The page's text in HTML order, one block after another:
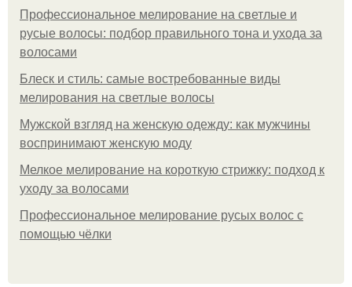
Профессиональное мелирование на светлые и
русые волосы: подбор правильного тона и ухода за
волосами
Блеск и стиль: самые востребованные виды
мелирования на светлые волосы
Мужской взгляд на женскую одежду: как мужчины
воспринимают женскую моду
Мелкое мелирование на короткую стрижку: подход к
уходу за волосами
Профессиональное мелирование русых волос с
помощью чёлки